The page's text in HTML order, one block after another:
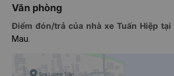
Văn phòng
Điểm đón/trả của nhà xe Tuấn Hiệp tại
Mau.